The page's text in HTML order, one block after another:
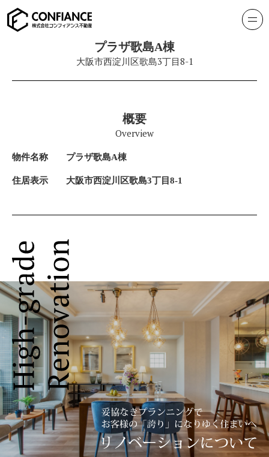
プラザ歌島A棟
大阪市西淀川区歌島3丁目8-1
概要
Overview
物件名称 プラザ歌島A棟
住居表示 大阪市西淀川区歌島3丁目8-1